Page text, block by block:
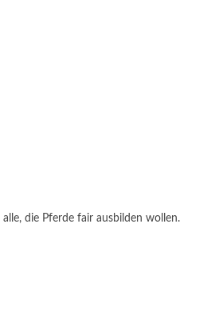
alle, die Pferde fair ausbilden wollen.